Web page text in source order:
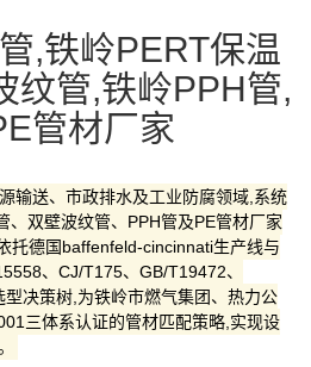
,铁岭PERT保温
纹管,铁岭PPH管,
管材厂家
输送、市政排水及工业防腐领域,系统
、双壁波纹管、PPH管及PE管材厂家
托德国baffenfeld-cincinnati生产线与
、CJ/T175、GB/T19472、
决策树,为铁岭市燃气集团、热力公
三体系认证的管材匹配策略,实现设